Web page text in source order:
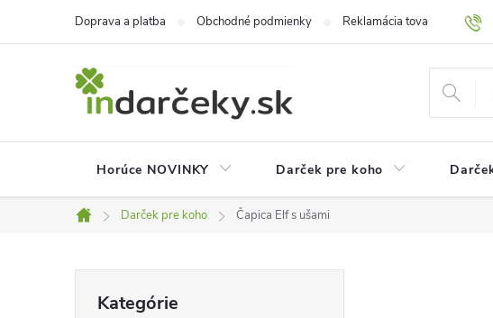
Doprava a platba Obchodné podmienky Reklamácia tovaru
Horúce NOVINKY Darček pre koho
Domov
Darček pre koho Čapica Elf s ušami
kategórie
Kategórie